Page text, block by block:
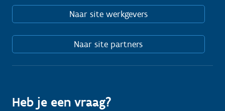
Naar site werkgevers
Naar site partners
Heb je een vraag?